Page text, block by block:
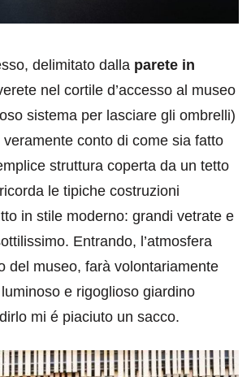
delimitato dalla parete in
nel cortile d’accesso al museo
sistema per lasciare gli ombrelli)
conto di come sia fatto
struttura coperta da un tetto
le tipiche costruzioni
in stile moderno: grandi vetrate e
Entrando, l’atmosfera
del museo, farà volontariamente
e rigoglioso giardino
mi é piaciuto un sacco.